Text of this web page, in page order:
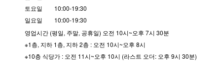
토요일 10:00-19:30
일요일 10:00-19:30
영업시간 (평일, 주말, 공휴일) 오전 10시~오후 7시 30분
※1층, 지하 1층, 지하 2층 : 오전 10시~오후 8시
※10층 식당가 : 오전 11시~오후 10시 (라스트 오더: 오후 9시 30분)